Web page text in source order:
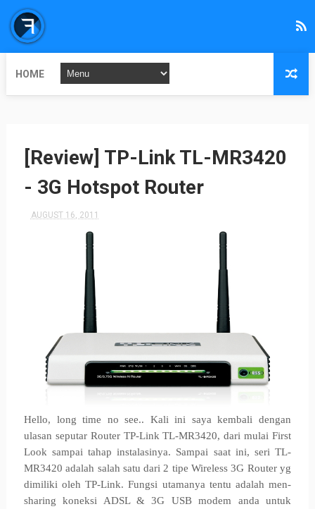
HOME
[Review] TP-Link TL-MR3420
- 3G Hotspot Router
AUGUST 16, 2011
Hello, long time no see.. Kali ini saya kembali dengan
ulasan seputar Router TP-Link TL-MR3420, dari mulai First
Look sampai tahap instalasinya. Sampai saat ini, seri TL-
MR3420 adalah salah satu dari 2 tipe Wireless 3G Router yg
dimiliki oleh TP-Link. Fungsi utamanya tentu adalah men-
sharing koneksi ADSL & 3G USB modem anda untuk